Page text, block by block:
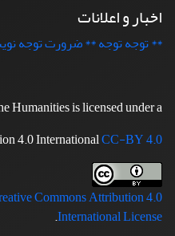
اخبار و اعلانات
** توجه توجه ** ضرورت توجه
Humanities is licensed under a
4.0 InternationalCC-BY 4.0
Commons Attribution 4.0
International License
.